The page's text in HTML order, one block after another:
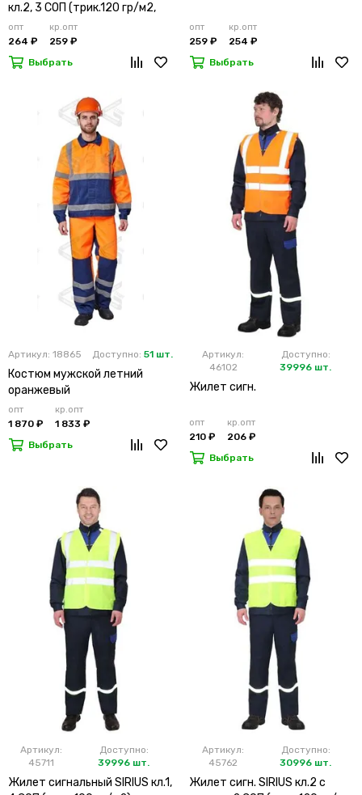
кл.2, 3 СОП (трик.120 гр/м2,
карманы) лимонный
опт
264 ₽
кр.опт
259 ₽
Выбрать
опт
259 ₽
кр.опт
254 ₽
Выбрать
Артикул: 18865 Доступно: 51 шт.
Костюм мужской летний
оранжевый
опт
1 870 ₽
кр.опт
1 833 ₽
Выбрать
Артикул:
46102
Доступно:
39996 шт.
Жилет сигн.
опт
210 ₽
кр.опт
206 ₽
Выбрать
Артикул:
45711
Доступно:
39996 шт.
Жилет сигнальный SIRIUS кл.1,
Артикул:
45762
Доступно:
30996 шт.
Жилет сигн. SIRIUS кл.2 с